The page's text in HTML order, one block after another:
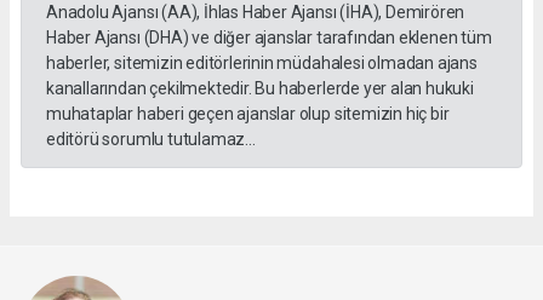
Anadolu Ajansı (AA), İhlas Haber Ajansı (İHA), Demirören
Haber Ajansı (DHA) ve diğer ajanslar tarafından eklenen tüm
haberler, sitemizin editörlerinin müdahalesi olmadan ajans
kanallarından çekilmektedir. Bu haberlerde yer alan hukuki
muhataplar haberi geçen ajanslar olup sitemizin hiç bir
editörü sorumlu tutulamaz...